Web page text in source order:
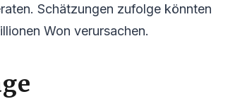
Schätzungen zufolge könnten
Won verursachen.